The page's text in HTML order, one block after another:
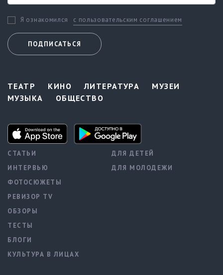
Я ознакомился с пользовательским соглашением
ПОДПИСАТЬСЯ
ТЕАТР КИНО ЛИТЕРАТУРА
МУЗЕИ
МУЗЫКА
ОБЩЕСТВО
СТАТЬИ
ИНТЕРВЬЮ
ФОТОСЮЖЕТЫ
РЕВИЗОР TV
ОБЗОРЫ
ТЕСТЫ
БЛОГИ
КУЛЬТУРА В ЛИЦАХ
ДЛЯ ДЕТЕЙ
ДЛЯ МОЛОДЕЖИ